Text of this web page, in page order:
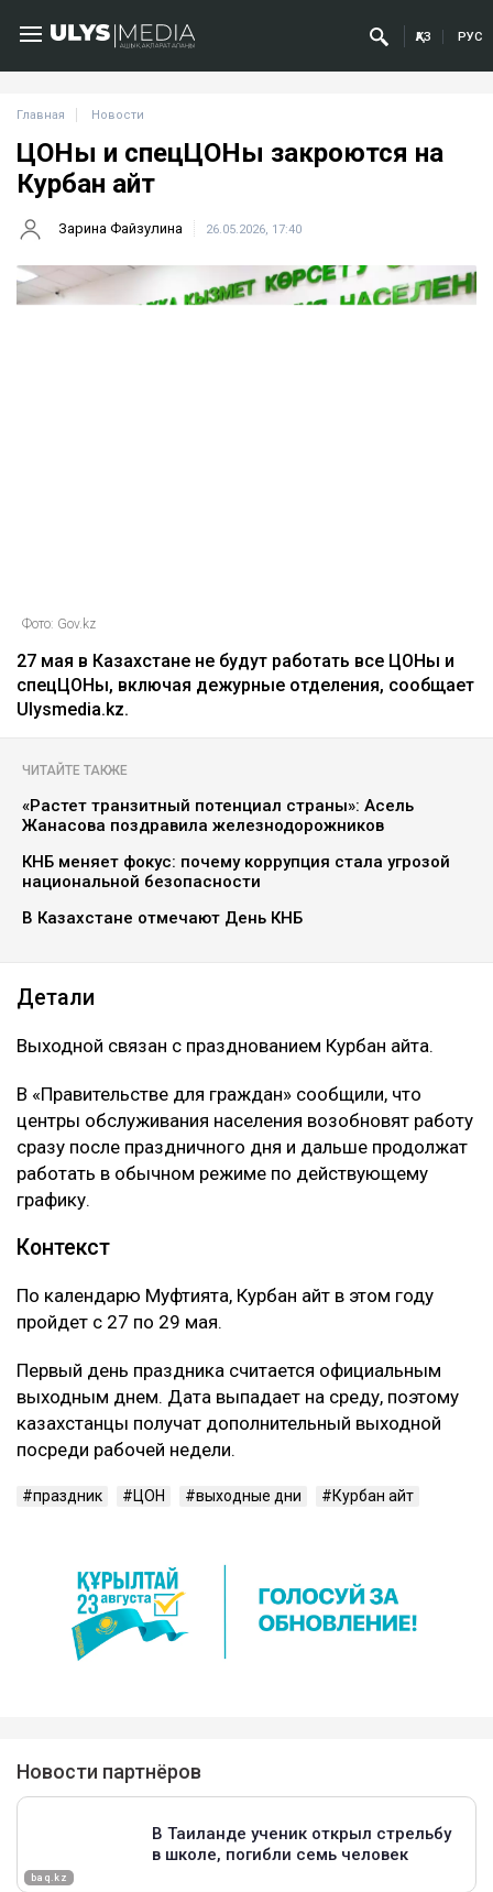
ҚАЗ РУС
Главная Новости
ЦОНы и спецЦОНы закроются на
Курбан айт
Зарина Файзулина 26.05.2026, 17:40
Фото: Gov.kz
27 мая в Казахстане не будут работать все ЦОНы и
спецЦОНы, включая дежурные отделения, сообщает
Ulysmedia.kz.
ЧИТАЙТЕ ТАКЖЕ
«Растет транзитный потенциал страны»: Асель
Жанасова поздравила железнодорожников
КНБ меняет фокус: почему коррупция стала угрозой
национальной безопасности
В Казахстане отмечают День КНБ
Детали
Выходной связан с празднованием Курбан айта.
В «Правительстве для граждан» сообщили, что
центры обслуживания населения возобновят работу
сразу после праздничного дня и дальше продолжат
работать в обычном режиме по действующему
графику.
Контекст
По календарю Муфтията, Курбан айт в этом году
пройдет с 27 по 29 мая.
Первый день праздника считается официальным
выходным днем. Дата выпадает на среду, поэтому
казахстанцы получат дополнительный выходной
посреди рабочей недели.
праздник ЦОН выходные дни Курбан айт